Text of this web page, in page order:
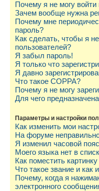
Почему я не могу
Зачем вообще нужна
Почему мне
пароль?
Как сделать, чтобы я
пользователей?
Я забыл пароль!
Я только что
Я давно
Что такое COPPA?
Почему я не могу
Для чего
Параметры и настройки
Как изменить мои
На форуме
Я изменил часовой
Моего языка нет в
Как поместить
Что такое звание и как
Почему, когда я
электронного